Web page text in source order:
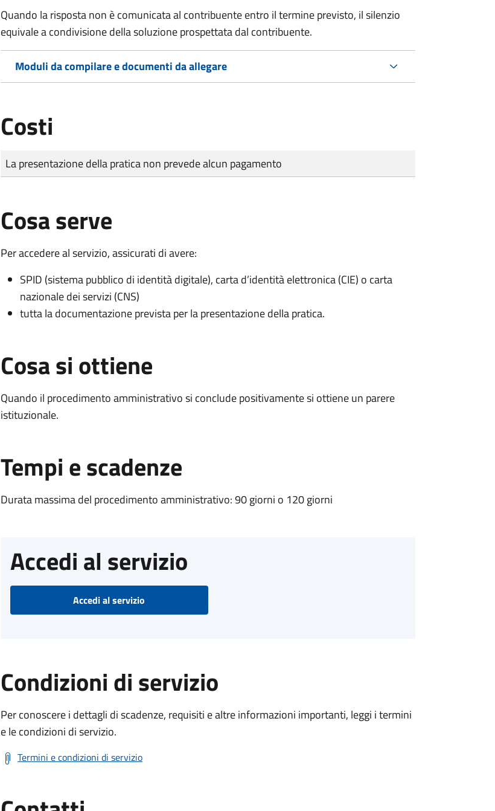
Quando la risposta non è comunicata al contribuente entro il termine previsto, il silenzio
equivale a condivisione della soluzione prospettata dal contribuente.
Moduli da compilare e documenti da allegare
Costi
Tipo di pagamento
Importo
La presentazione della pratica non prevede alcun pagamento
Cosa serve
Per accedere al servizio, assicurati di avere:
SPID (sistema pubblico di identità digitale), carta d’identità elettronica (CIE) o carta
nazionale dei servizi (CNS)
tutta la documentazione prevista per la presentazione della pratica.
Cosa si ottiene
Quando il procedimento amministrativo si conclude positivamente si ottiene un parere
istituzionale.
Tempi e scadenze
Durata massima del procedimento amministrativo: 90 giorni o 120 giorni
Accedi al servizio
Accedi al servizio
Condizioni di servizio
Per conoscere i dettagli di scadenze, requisiti e altre informazioni importanti, leggi i termini
e le condizioni di servizio.
Termini e condizioni di servizio